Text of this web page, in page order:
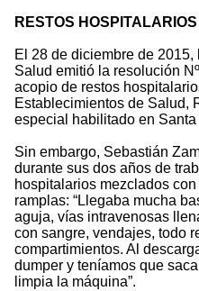
RESTOS HOSPITALARIOS
El 28 de diciembre de
Salud emitió la resolución
acopio de restos
Establecimientos de Salud,
especial habilitado en Santa
Sin embargo, Sebastián
durante sus dos años de
hospitalarios mezclados
ramplas: “Llegaba mucha
aguja, vías intravenosas
con sangre, vendajes, todo
compartimientos. Al
dumper y teníamos que
limpia la máquina”.